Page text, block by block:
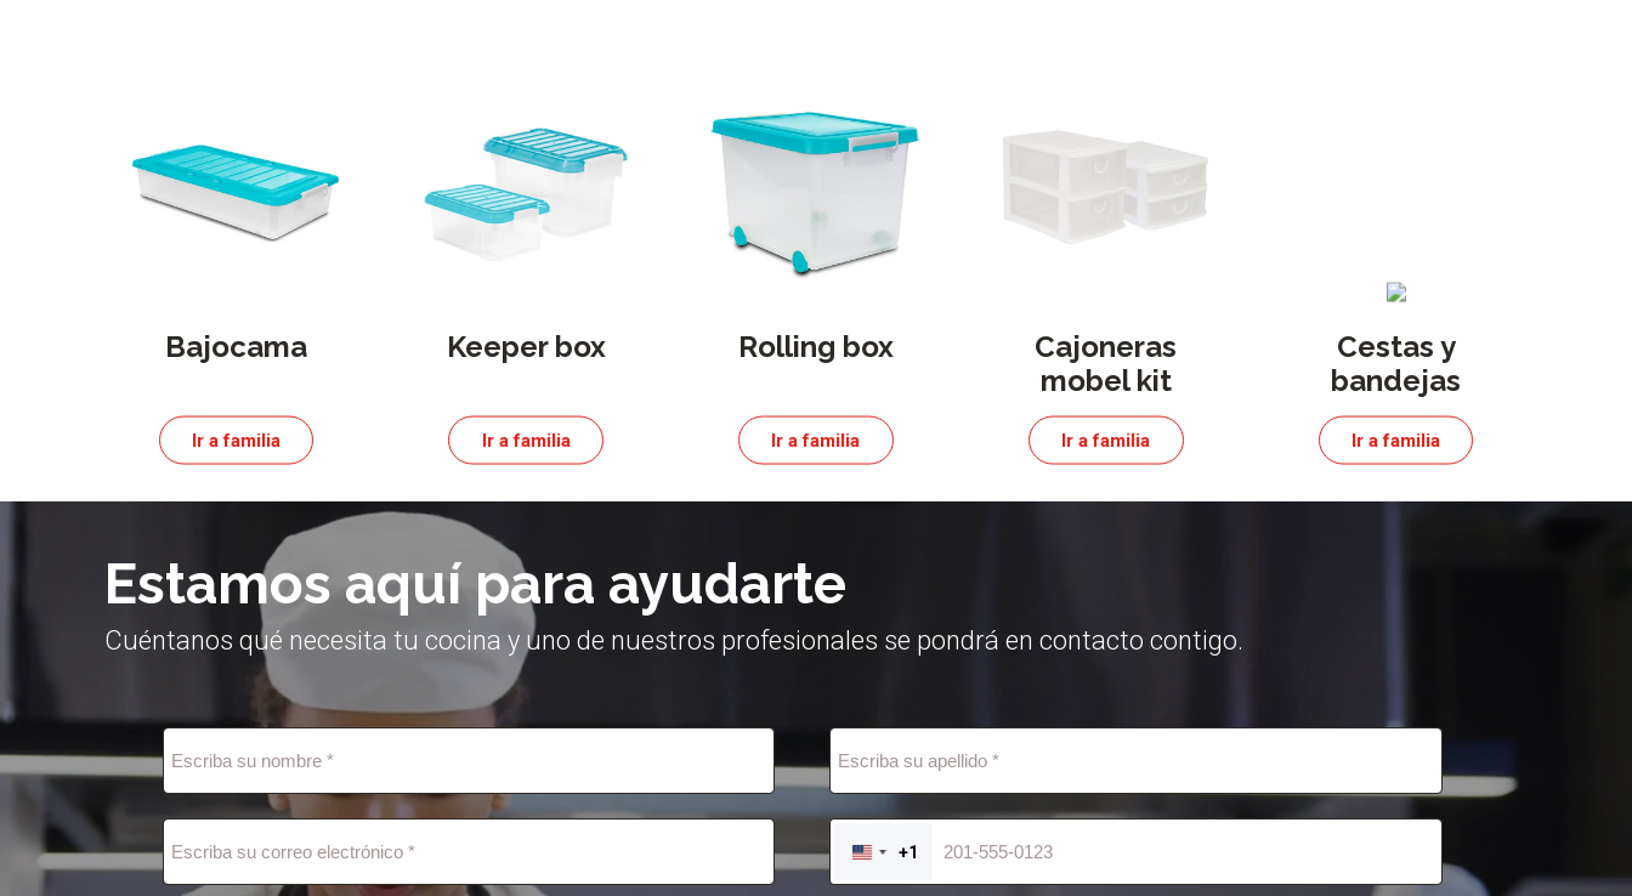
Bajocama
Ir a familia
Keeper box
Ir a familia
Rolling box
Ir a familia
Cajoneras
mobel kit
Ir a familia
Cestas y
bandejas
Ir a familia
Estamos aquí para ayudarte
Cuéntanos qué necesita tu cocina y uno de nuestros profesionales se pondrá en contacto contigo.
UNITED
STATES
+1